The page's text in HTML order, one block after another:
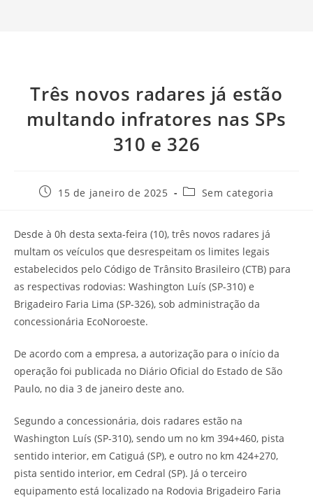
Três novos radares já estão
multando infratores nas SPs
310 e 326
15 de janeiro de 2025 Sem categoria
Desde à 0h desta sexta-feira (10), três novos radares já
multam os veículos que desrespeitam os limites legais
estabelecidos pelo Código de Trânsito Brasileiro (CTB) para
as respectivas rodovias: Washington Luís (SP-310) e
Brigadeiro Faria Lima (SP-326), sob administração da
concessionária EcoNoroeste.
De acordo com a empresa, a autorização para o início da
operação foi publicada no Diário Oficial do Estado de São
Paulo, no dia 3 de janeiro deste ano.
Segundo a concessionária, dois radares estão na
Washington Luís (SP-310), sendo um no km 394+460, pista
sentido interior, em Catiguá (SP), e outro no km 424+270,
pista sentido interior, em Cedral (SP). Já o terceiro
equipamento está localizado na Rodovia Brigadeiro Faria